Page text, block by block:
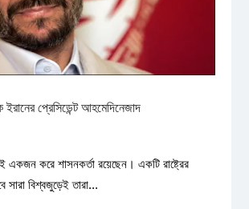
ইরানের প্রেসিডেন্ট আহমেদিনেজাদ
একজন করে শাসনকর্তা রয়েছেন। একটি রাষ্ট্রের
সারা বিশ্বজুড়েই তারা...